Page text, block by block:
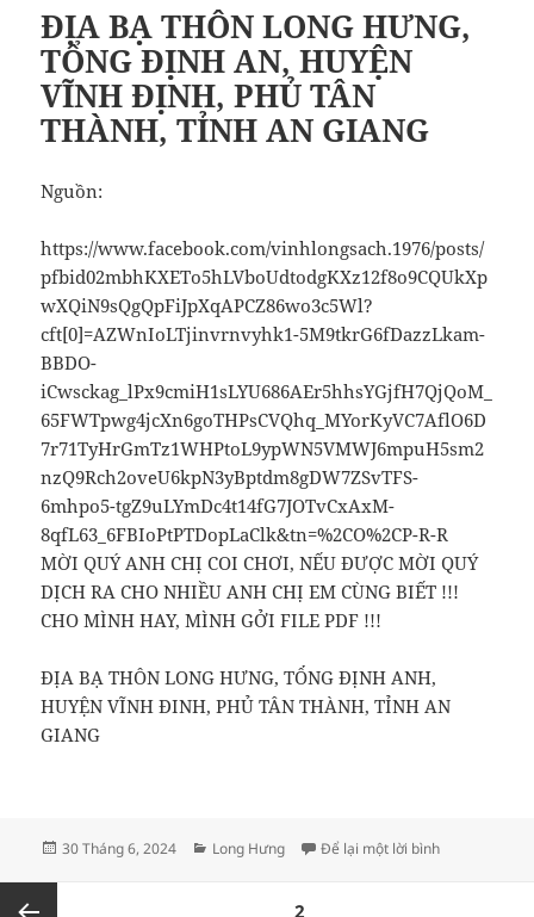
ĐỊA BẠ THÔN LONG HƯNG,
TỔNG ĐỊNH AN, HUYỆN
VĨNH ĐỊNH, PHỦ TÂN
THÀNH, TỈNH AN GIANG
Nguồn:
https://www.facebook.com/vinhlongsach.1976/posts/
pfbid02mbhKXETo5hLVboUdtodgKXz12f8o9CQUkXp
wXQiN9sQgQpFiJpXqAPCZ86wo3c5Wl?
cft[0]=AZWnIoLTjinvrnvyhk1-5M9tkrG6fDazzLkam-
BBDO-
iCwsckag_lPx9cmiH1sLYU686AEr5hhsYGjfH7QjQoM_
65FWTpwg4jcXn6goTHPsCVQhq_MYorKyVC7AflO6D
7r71TyHrGmTz1WHPtoL9ypWN5VMWJ6mpuH5sm2
nzQ9Rch2oveU6kpN3yBptdm8gDW7ZSvTFS-
6mhpo5-tgZ9uLYmDc4t14fG7JOTvCxAxM-
8qfL63_6FBIoPtPTDopLaClk&tn=%2CO%2CP-R-R
MỜI QUÝ ANH CHỊ COI CHƠI, NẾU ĐƯỢC MỜI QUÝ
DỊCH RA CHO NHIỀU ANH CHỊ EM CÙNG BIẾT !!!
CHO MÌNH HAY, MÌNH GỞI FILE PDF !!!
ĐỊA BẠ THÔN LONG HƯNG, TỔNG ĐỊNH ANH,
HUYỆN VĨNH ĐINH, PHỦ TÂN THÀNH, TỈNH AN
GIANG
Đăng
30 Tháng 6, 2024
Danh
Long Hưng Để lại một lời bìnhở ĐỊA BẠ
TRANG2